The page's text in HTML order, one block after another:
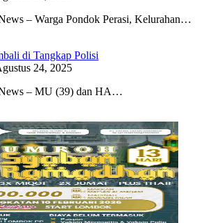
– Warga Pondok Perasi, Kelurahan…
di Tangkap Polisi
24, 2025
– MU (39) dan HA…